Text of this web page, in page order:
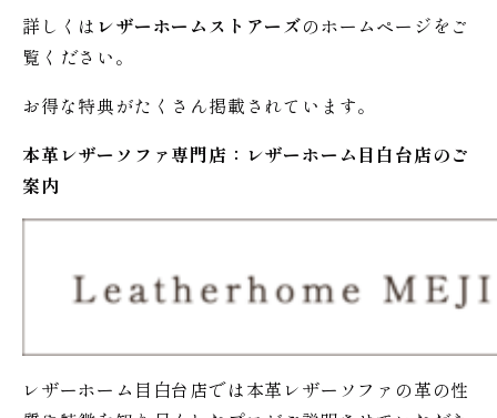
詳しくは レザーホームストアーズのホームページをご
覧ください。
お得な特典がたくさん掲載されています。
本革レザーソファ専門店：レザーホーム 目白台店のご
案内
レザーホーム目白台店では本革レザーソファの革の性